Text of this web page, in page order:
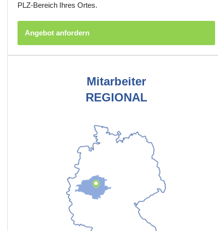
PLZ-Bereich Ihres Ortes.
Angebot anfordern
Mitarbeiter
REGIONAL